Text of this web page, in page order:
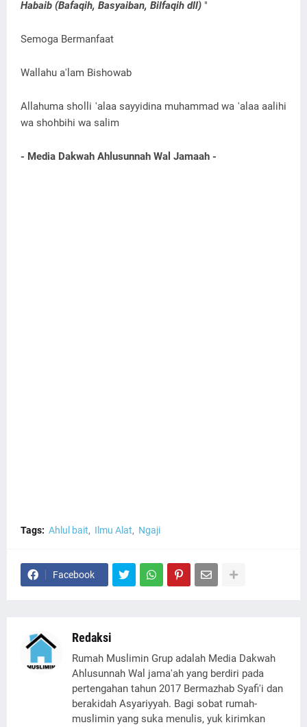
Habaib (Bafaqih, Basyaiban, Bilfaqih dll) "
Semoga Bermanfaat
Wallahu a'lam Bishowab
Allahuma sholli 'alaa sayyidina muhammad wa 'alaa aalihi
wa shohbihi wa salim
- Media Dakwah Ahlusunnah Wal Jamaah -
Tags: Ahlul bait Ilmu Alat Ngaji
Facebook
Redaksi
Rumah Muslimin Grup adalah Media Dakwah
Ahlusunnah Wal jama'ah yang berdiri pada
pertengahan tahun 2017 Bermazhab Syafi'i dan
berakidah Asyariyyah. Bagi sobat rumah-
muslimin yang suka menulis, yuk kirimkan